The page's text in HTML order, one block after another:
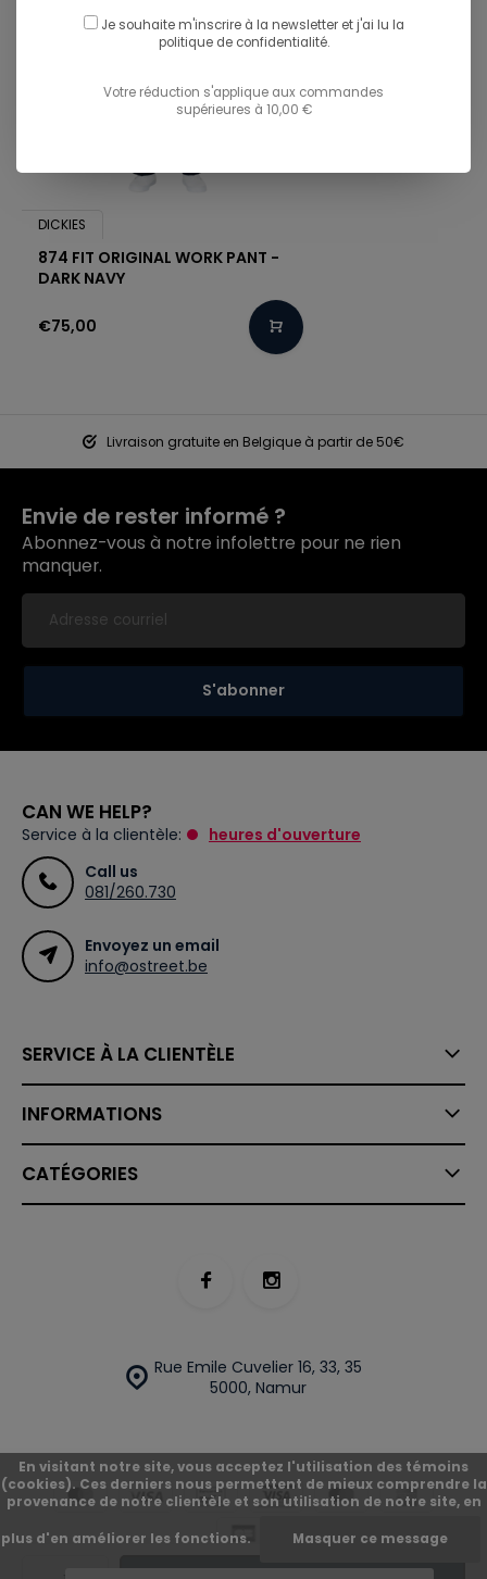
DICKIES
874 FIT ORIGINAL WORK PANT -
DARK NAVY
€75,00
Livraison gratuite en Belgique à partir de 50€
Envie de rester informé ?
Abonnez-vous à notre infolettre pour ne rien
manquer.
S'abonner
CAN WE HELP?
Service à la clientèle:
heures d'ouverture
Call us
081/260.730
Envoyez un email
info@ostreet.be
SERVICE À LA CLIENTÈLE
INFORMATIONS
CATÉGORIES
Rue Emile Cuvelier 16, 33, 35
5000, Namur
En visitant notre site, vous acceptez l'utilisation des témoins
(cookies). Ces derniers nous permettent de mieux comprendre la
provenance de notre clientèle et son utilisation de notre site, en
plus d'en améliorer les fonctions. Masquer ce message
Je souhaite m'inscrire à la newsletter et j'ai lu la
politique de confidentialité.
Votre réduction s'applique aux commandes
supérieures à 10,00 €